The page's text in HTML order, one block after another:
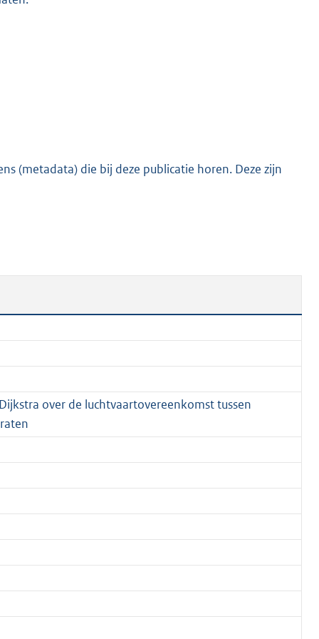
(metadata) die bij deze publicatie horen. Deze zijn
over de luchtvaartovereenkomst tussen